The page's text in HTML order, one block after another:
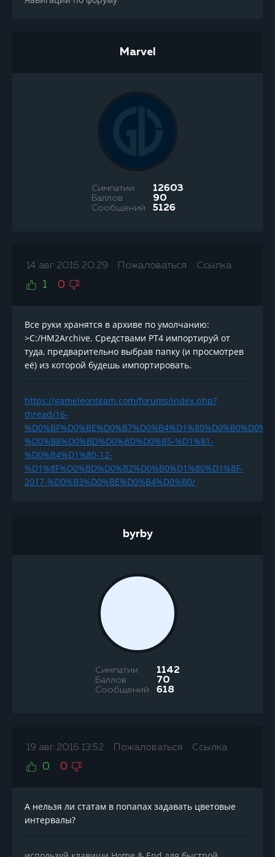
Marvel
Симпатии 12603
Баллов 90
Сообщений 5126
14 авг 2016 20:29 Пожаловаться Ссылка
1 0
Все руки хранятся в архиве по умолчанию:
>С:/HM2Archive. Средствами РТ4 импортируй от
туда, предварительно выбрав папку (и просмотрев
её) из которой будешь импортировать.
https://gameleonteam.com/forums/index.php?
thread/16-
%D0%B8%D0%BD%D0%BD%D0%B5-%D1%81-
%D0%B4%D1%80-12-
%D1%8F%D0%BD%D0%B2%D0%B0%D1%80%D1%8F-
2017-%D0%B3%D0%BE%D0%B4%D0%B0/
byrby
Симпатии 1142
Баллов 70
Сообщений 618
19 авг 2016 13:52 Пожаловаться Ссылка
0 0
А нельзя ли статам в попапах задавать цветовые
интервалы?